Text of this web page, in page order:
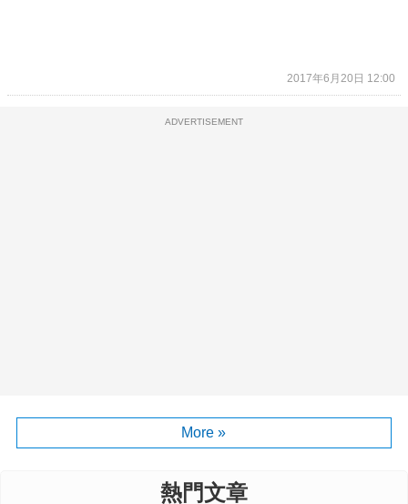
2017年6月20日 12:00
ADVERTISEMENT
More »
熱門文章